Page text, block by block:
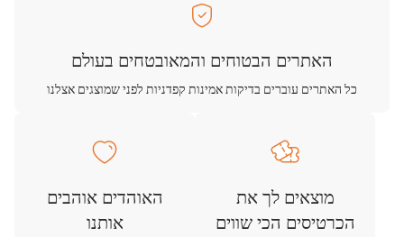
האתרים הבטוחים והמאובטחים בעולם
כל האתרים עוברים בדיקות אמינות קפדניות לפני שמוצגים אצלנו
מוצאים לך את
הכרטיסים הכי שווים
האוהדים אוהבים
אותנו